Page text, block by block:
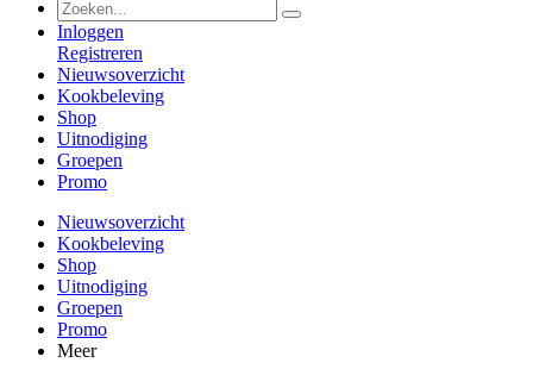
Inloggen
Registreren
Nieuwsoverzicht
Kookbeleving
Shop
Uitnodiging
Groepen
Promo
Nieuwsoverzicht
Kookbeleving
Shop
Uitnodiging
Groepen
Promo
Meer